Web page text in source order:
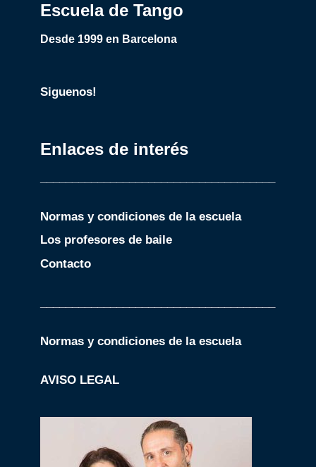
Escuela de Tango
Desde 1999 en Barcelona
Siguenos!
Enlaces de interés
Normas y condiciones de la escuela
Los profesores de baile
Contacto
Normas y condiciones de la escuela
AVISO LEGAL